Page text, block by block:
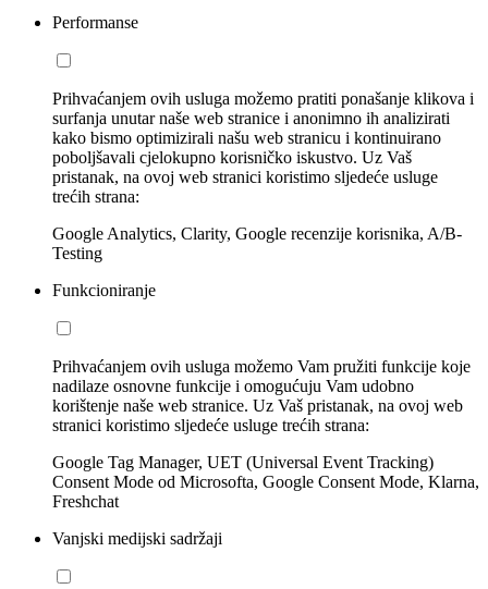
Performanse
Prihvaćanjem ovih usluga možemo pratiti ponašanje klikova i
surfanja unutar naše web stranice i anonimno ih analizirati
kako bismo optimizirali našu web stranicu i kontinuirano
poboljšavali cjelokupno korisničko iskustvo. Uz Vaš
pristanak, na ovoj web stranici koristimo sljedeće usluge
trećih strana:
Google Analytics, Clarity, Google recenzije korisnika, A/B-
Testing
Funkcioniranje
Prihvaćanjem ovih usluga možemo Vam pružiti funkcije koje
nadilaze osnovne funkcije i omogućuju Vam udobno
korištenje naše web stranice. Uz Vaš pristanak, na ovoj web
stranici koristimo sljedeće usluge trećih strana:
Google Tag Manager, UET (Universal Event Tracking)
Consent Mode od Microsofta, Google Consent Mode, Klarna,
Freshchat
Vanjski medijski sadržaji